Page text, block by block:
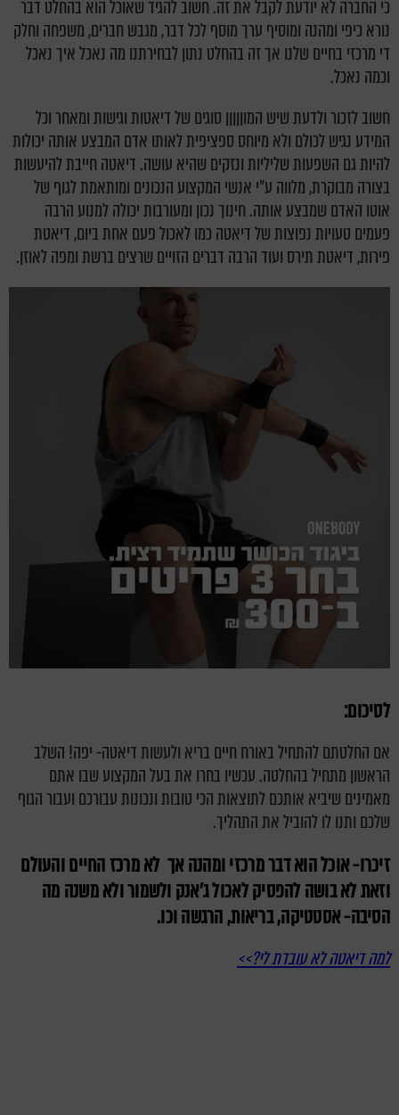
כי החברה לא יודעת לקבל את זה. חשוב להגיד שאוכל הוא בהחלט דבר
נורא כיפי ומהנה ומוסיף ערך מוסף לכל דבר, מגבש חברים, משפחה וחלק
די מרכזי בחיים שלנו אך זה בהחלט נתון לבחירתנו מה נאכל איך נאכל
וכמה נאכל.
חשוב לזכור ולדעת שיש המוןןןןן סוגים של דיאטות וגישות ומאחר וכל
המידע נגיש לכולם ולא מיוחס ספציפית לאותו אדם המבצע אותה יכולות
להיות גם השפעות שליליות ונזקים שהיא עושה. דיאטה חייבת להיעשות
בצורה מבוקרת, מלווה ע"י אנשי המקצוע הנכונים ומותאמת לגוף של
אוטו האדם שמבצע אותה. חינוך נכון ומעורבות יכולה למנוע הרבה
פעמים טעויות נפוצות של דיאטה כמו לאכול פעם אחת ביום, דיאטת
פירות, דיאטת תירס ועוד הרבה דברים הזויים שרצים ברשת ומפה לאוזן.
לסיכום:
אם החלטתם להתחיל באורח חיים בריא ולעשות דיאטה- יפה! השלב
הראשון מתחיל בהחלטה. עכשיו בחרו את בעל המקצוע שבו אתם
מאמינים שיביא אותכם לתוצאות הכי טובות ונכונות עבורכם ועבור הגוף
שלכם ותנו לו להוביל את התהליך.
זיכרו- אוכל הוא דבר מרכזי ומהנה אך לא מרכז החיים והעולם
וזאת לא בושה להפסיק לאכול ג'אנק ולשמור ולא משנה מה
הסיבה- אסטטיקה, בריאות, הרגשה וכו.
למה דיאטה לא עובדת לי?>>